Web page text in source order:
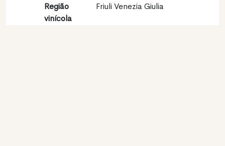
Região
vinícola
Friuli Venezia Giulia